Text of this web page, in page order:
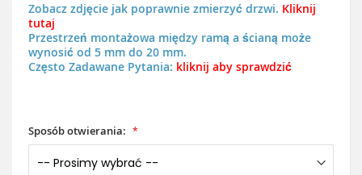
Zobacz zdjęcie jak poprawnie zmierzyć drzwi. Kliknij
tutaj
Przestrzeń montażowa między ramą a ścianą może
wynosić od 5 mm do 20 mm.
Często Zadawane Pytania: kliknij aby sprawdzić
Sposób otwierania: